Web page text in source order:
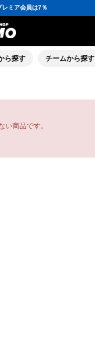
ミア会員は7％
クーポン」プレゼント！
ケースプレゼント！
送料無料！
ミア会員は7％
クーポン」プレゼント！
ら探す チームから探す
い商品です。